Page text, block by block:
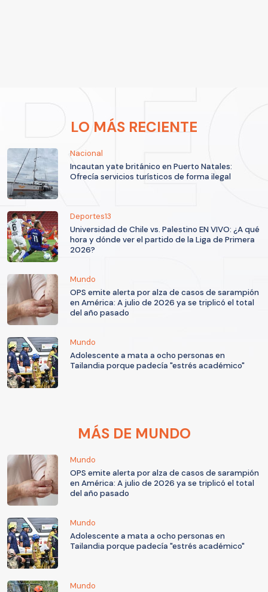
LO MÁS RECIENTE
Nacional
Incautan yate británico en Puerto Natales:
Ofrecía servicios turísticos de forma ilegal
Deportes13
Universidad de Chile vs. Palestino EN VIVO: ¿A qué
hora y dónde ver el partido de la Liga de Primera
2026?
Mundo
OPS emite alerta por alza de casos de sarampión
en América: A julio de 2026 ya se triplicó el total
del año pasado
Mundo
Adolescente a mata a ocho personas en
Tailandia porque padecía "estrés académico"
MÁS DE MUNDO
Mundo
OPS emite alerta por alza de casos de sarampión
en América: A julio de 2026 ya se triplicó el total
del año pasado
Mundo
Adolescente a mata a ocho personas en
Tailandia porque padecía "estrés académico"
Mundo